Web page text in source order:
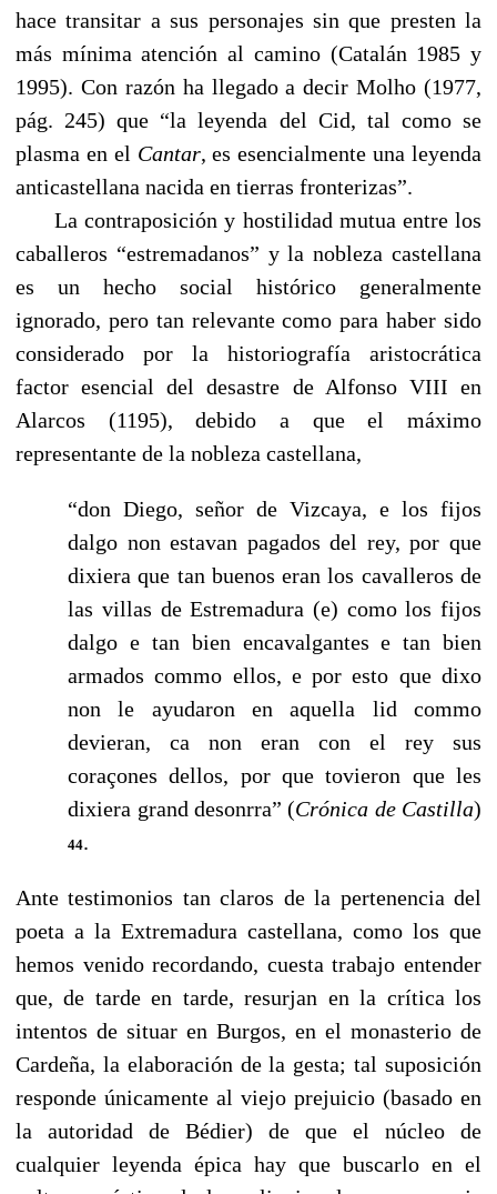
hace transitar a sus personajes sin que presten la
más mínima atención al camino (Catalán 1985 y
1995). Con razón ha llegado a decir Molho (1977,
pág. 245) que “la leyenda del Cid, tal como se
plasma en el Cantar, es esencialmente una leyenda
anticastellana nacida en tierras fronterizas”.
La contraposición y hostilidad mutua entre los
caballeros “estremadanos” y la nobleza castellana
es un hecho social histórico generalmente
ignorado, pero tan relevante como para haber sido
considerado por la historiografía aristocrática
factor esencial del desastre de Alfonso VIII en
Alarcos (1195), debido a que el máximo
representante de la nobleza castellana,
“don Diego, señor de Vizcaya, e los fijos
dalgo non estavan pagados del rey, por que
dixiera que tan buenos eran los cavalleros de
las villas de Estremadura (e) como los fijos
dalgo e tan bien encavalgantes e tan bien
armados commo ellos, e por esto que dixo
non le ayudaron en aquella lid commo
devieran, ca non eran con el rey sus
coraçones dellos, por que tovieron que les
dixiera grand desonrra” (Crónica de Castilla)
44.
Ante testimonios tan claros de la pertenencia del
poeta a la Extremadura castellana, como los que
hemos venido recordando, cuesta trabajo entender
que, de tarde en tarde, resurjan en la crítica los
intentos de situar en Burgos, en el monasterio de
Cardeña, la elaboración de la gesta; tal suposición
responde únicamente al viejo prejuicio (basado en
la autoridad de Bédier) de que el núcleo de
cualquier leyenda épica hay que buscarlo en el